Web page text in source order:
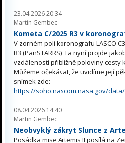
23.04.2026 20:34
Martin Gembec
Kometa C/2025 R3 v
V zorném poli koronografu LASCO
R3 (PanSTARRS). Ta nyní projde
vzdálenosti přibližně poloviny cesty
Můžeme očekávat, že uvidíme její
snímek zde:
https://soho.nascom.nasa.gov/
08.04.2026 14:40
Martin Gembec
Neobvyklý zákryt Slunce z
Posádka mise Artemis II posílá na